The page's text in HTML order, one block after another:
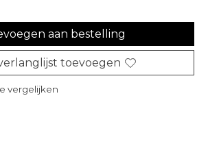
aan bestelling
toevoegen
vergelijken